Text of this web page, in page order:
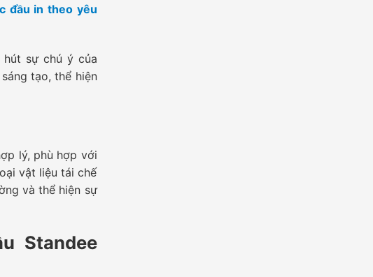
đầu in theo yêu
sự chú ý của
tạo, thể hiện
lý, phù hợp với
vật liệu tái chế
và thể hiện sự
Standee